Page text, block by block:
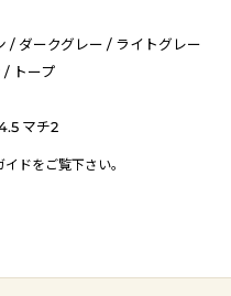
/ ダークグレー / ライトグレー
/ トープ
マチ2
イドをご覧下さい。